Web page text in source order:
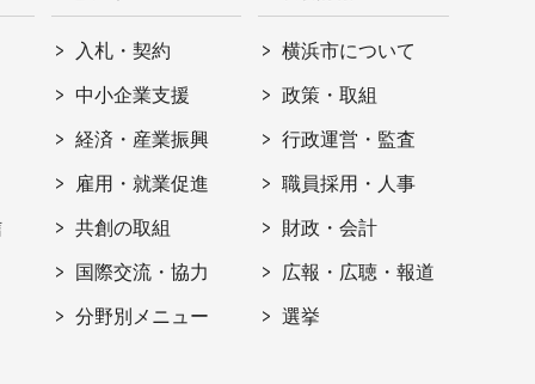
入札・契約
中小企業支援
経済・産業振興
雇用・就業促進
共創の取組
国際交流・協力
分野別メニュー
横浜市について
政策・取組
行政運営・監査
職員採用・人事
財政・会計
広報・広聴・報道
選挙